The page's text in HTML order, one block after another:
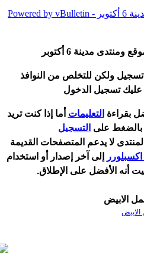
ومنتدى مدينة 6 أكتوبر
ولكن للتخلص من النوافذ
عليك تسجيل الدخول
بقراءة التعليمات ما إذا كنت تريد
بالضغط على التسجيل
لا يدعم المتصفحات القديمة
اكسبلورر إلى آخر إصدار أو استخدام
نه الأفضل على الإطلاق.
الابيض
الابيض